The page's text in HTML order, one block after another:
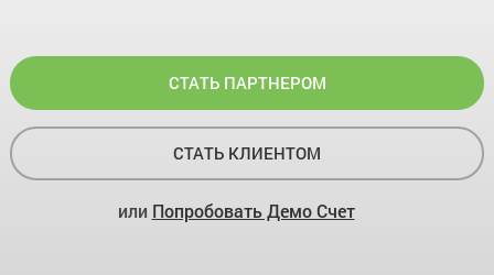
СТАТЬ ПАРТНЕРОМ
СТАТЬ КЛИЕНТОМ
или Попробовать Демо Счет